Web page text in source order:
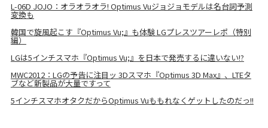
L-06D JOJO：オラオラオラ! Optimus Vuジョジョモデルは名台詞予測
変換も
韓国で旋風起こす『Optimus Vu;』も体験 LGプレスツアーレポ（特別
編）
LGは5インチスマホ『Optimus Vu;』を日本で発売するに違いない!?
MWC2012：LGの予告に注目ッ 3Dスマホ『Optimus 3D Max』、LTEタ
ブなど新製品が大量ですって
5インチスマホオタクだからOptimus Vuももれなくゲットしたのだっ!!